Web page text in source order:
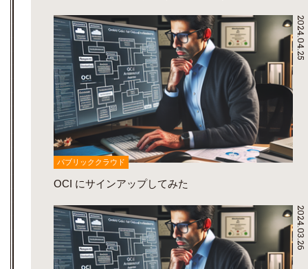
2024.04.25
パブリッククラウド
OCI にサインアップしてみた
2024.03.26